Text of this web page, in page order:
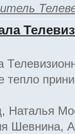
тепло
Наталья
Шевнина,